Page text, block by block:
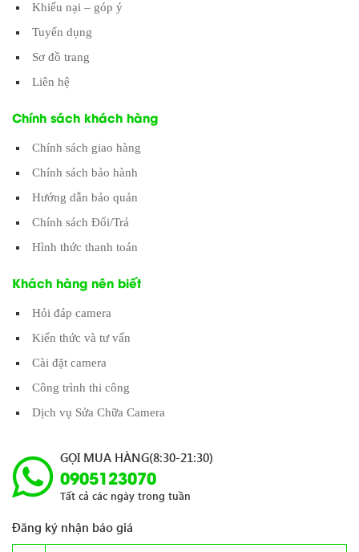
Khiếu nại – góp ý
Tuyển dụng
Sơ đồ trang
Liên hệ
Chính sách khách hàng
Chính sách giao hàng
Chính sách bảo hành
Hướng dẫn bảo quản
Chính sách Đổi/Trả
Hình thức thanh toán
Khách hàng nên biết
Hỏi đáp camera
Kiến thức và tư vấn
Cài đặt camera
Công trình thi công
Dịch vụ Sửa Chữa Camera
GỌI MUA HÀNG(8:30-21:30)
0905123070
Tất cả các ngày trong tuần
Đăng ký nhận báo giá